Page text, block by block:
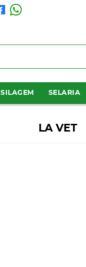
SILAGEM SELARIA
LA VET